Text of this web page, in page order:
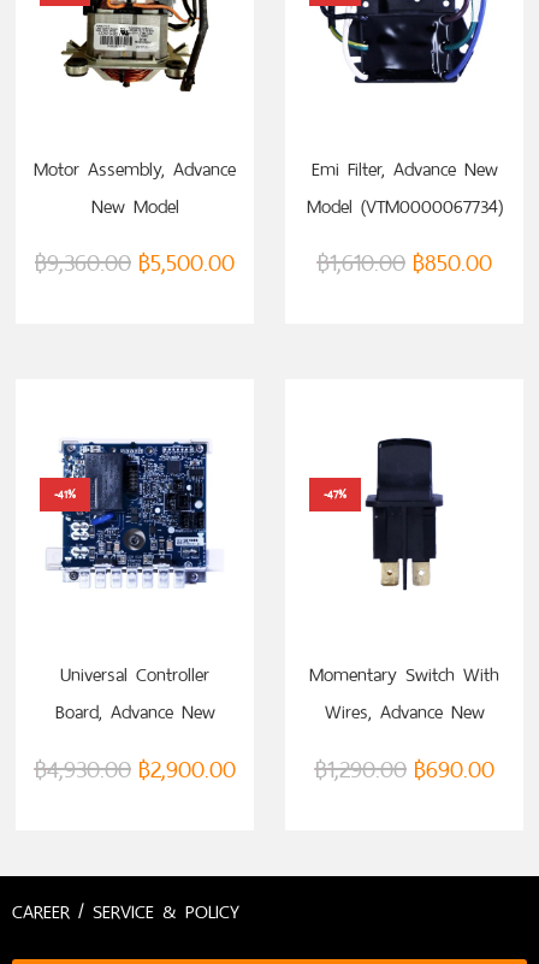
Motor Assembly, Advance
New Model
(VTM0000067731)
฿9,360.00 ฿5,500.00
Emi Filter, Advance New
Model (VTM0000067734)
฿1,610.00 ฿850.00
-41%
Universal Controller
Board, Advance New
฿4,930.00 ฿2,900.00
-47%
Momentary Switch With
Wires, Advance New
฿1,290.00 ฿690.00
CAREER / SERVICE & POLICY